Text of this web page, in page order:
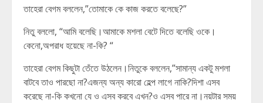
তাহেরা বেগম বললেন,”তোমাকে কে কাজ করতে বলেছে?”
নিতু বললো, “আমি বলেছি।আমাকে মশলা বেটে দিতে বলেছি ওকে।
কেনো,অপরাধ হয়েছে না-কি? “
তাহেরা বেগম কিছুটা তেঁতে উঠলেন।নিতুকে বললেন,”সামান্য একটু মশলা
বাটবে তাও পারছো না?এজন্য অন্য কারো হেল্প লাগে নাকি?দিশা এসব
করেছে না-কি কখনো যে ও এসব করবে এখন?ও এসব পারে না।নয়টার সময়